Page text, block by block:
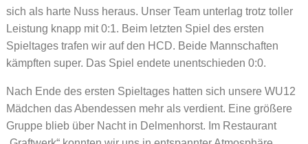
sich als harte Nuss heraus. Unser Team unterlag trotz toller
Leistung knapp mit 0:1. Beim letzten Spiel des ersten
Spieltages trafen wir auf den HCD. Beide Mannschaften
kämpften super. Das Spiel endete unentschieden 0:0.
Nach Ende des ersten Spieltages hatten sich unsere WU12
Mädchen das Abendessen mehr als verdient. Eine größere
Gruppe blieb über Nacht in Delmenhorst. Im Restaurant